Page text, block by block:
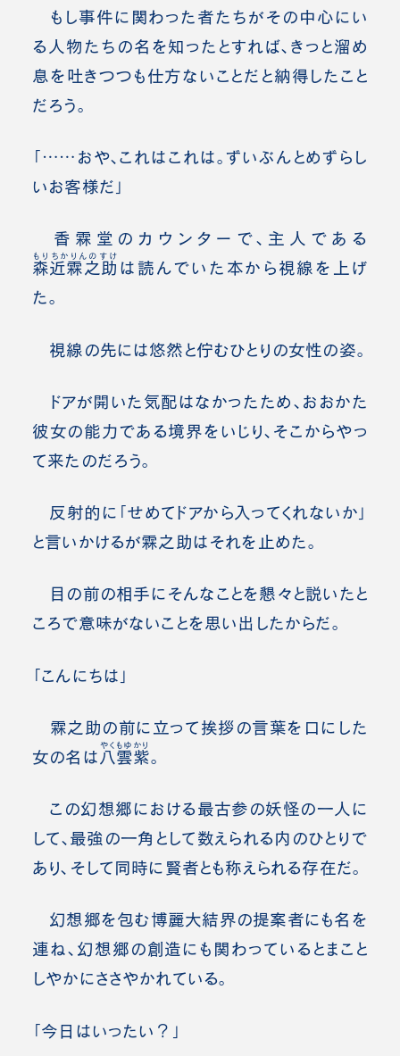
もし事件に関わった者たちがその中心にい
る人物たちの名を知ったとすれば、きっと溜め
息を吐きつつも仕方ないことだと納得したこと
だろう。
「……おや、これはこれは。ずいぶんとめずらし
いお客様だ」
香霖堂のカウンターで、主人である
森近霖之助
もりちかりんのすけ
は読んでいた本から視線を上げ
た。
視線の先には悠然と佇むひとりの女性の姿。
ドアが開いた気配はなかったため、おおかた
彼女の能力である境界をいじり、そこからやっ
て来たのだろう。
反射的に「せめてドアから入ってくれないか」
と言いかけるが霖之助はそれを止めた。
目の前の相手にそんなことを懇々と説いたと
ころで意味がないことを思い出したからだ。
「こんにちは」
霖之助の前に立って挨拶の言葉を口にした
女の名は 八雲紫
やくもゆかり
。
この幻想郷における最古参の妖怪の一人に
して、最強の一角として数えられる内のひとりで
あり、そして同時に賢者とも称えられる存在だ。
幻想郷を包む博麗大結界の提案者にも名を
連ね、幻想郷の創造にも関わっているとまこと
しやかにささやかれている。
「今日はいったい？」